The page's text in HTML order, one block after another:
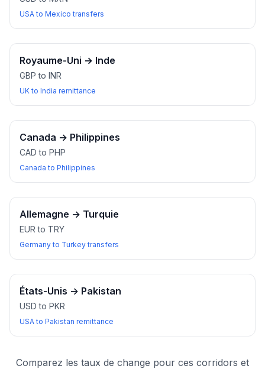
USA to Mexico transfers
Royaume-Uni → Inde
GBP to INR
UK to India remittance
Canada → Philippines
CAD to PHP
Canada to Philippines
Allemagne → Turquie
EUR to TRY
Germany to Turkey transfers
États-Unis → Pakistan
USD to PKR
USA to Pakistan remittance
Comparez les taux de change pour ces corridors et